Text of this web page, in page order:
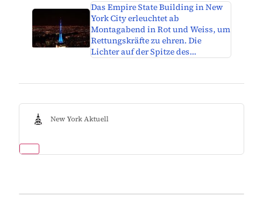
Das Empire State Building in New
York City erleuchtet ab
Montagabend in Rot und Weiss, um
Rettungskräfte zu ehren. Die
Lichter auf der Spitze des…
New York Aktuell